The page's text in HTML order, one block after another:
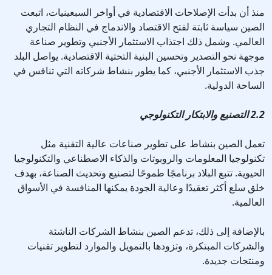
منذ أن بدأت الإصلاحات الاقتصادية في أواخر السبعينيات، اتبعت
الصين سياسة ثابتة لفتح الاقتصاد والاندماج في النظام التجاري
العالمي. وشمل ذلك اجتذاب الاستثمار الأجنبي وتطوير صناعة
موجهة نحو التصدير وتحسين البنية التحتية الاقتصادية. يواصل البلد
جذب الاستثمار الأجنبي، كما يطور بنشاط شركاته التي تنافس في
الساحة الدولية.
2.2 التصنيع والابتكار التكنولوجي
تعمل الصين بنشاط على تطوير صناعات عالية التقنية مثل
تكنولوجيا المعلومات والروبوتات والذكاء الاصطناعي والتكنولوجيا
الحيوية. تتبع البلاد برنامجًا طموحًا لتصنيع وتحديث الصناعة، بهدف
خلق سلع أكثر تعقيدًا وعالية الجودة يمكنها المنافسة في الأسواق
العالمية.
بالإضافة إلى ذلك، تدعم الصين بنشاط الشركات الناشئة
والشركات المبتكرة، وتزودها بالتمويل والموارد لتطوير تقنيات
ومنتجات جديدة.